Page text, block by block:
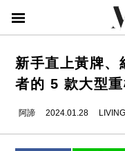
新手直上黃牌、
者的 5 款大型
阿諦 2024.01.28 LIVING